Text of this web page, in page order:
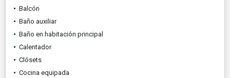
Balcón
Baño auxiliar
Baño en habitación principal
Calentador
Clósets
Cocina equipada